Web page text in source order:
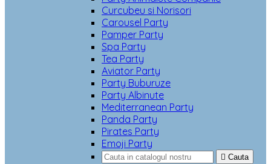
Curcubeu si Norisori
Carousel Party
Pamper Party
Spa Party
Tea Party
Aviator Party
Party Buburuze
Party Albinute
Mediterranean Party
Panda Party
Pirates Party
Emoji Party
 Cauta